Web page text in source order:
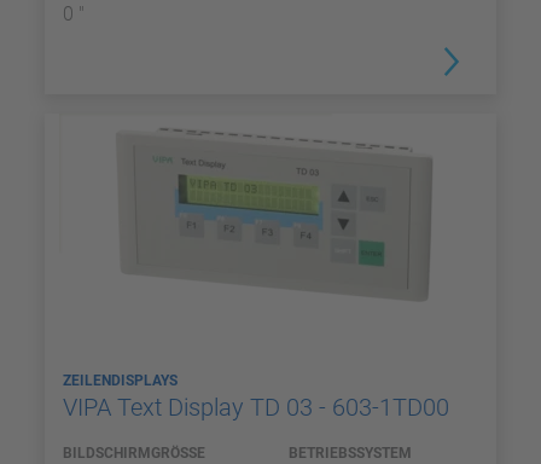
0 "
ZEILENDISPLAYS
VIPA Text Display TD 03 - 603-1TD00
BILDSCHIRMGRÖSSE BETRIEBSSYSTEM